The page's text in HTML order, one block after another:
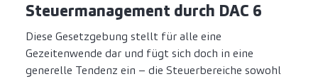
Steuermanagement durch DAC 6
Diese Gesetzgebung stellt für alle eine
Gezeitenwende dar und fügt sich doch in eine
generelle Tendenz ein – die Steuerbereiche sowohl